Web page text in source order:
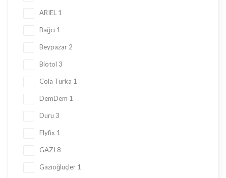
ARIEL 1
Bağcı 1
Beypazar 2
Biotol 3
Cola Turka 1
DemDem 1
Duru 3
Flyfix 1
GAZI 8
Gazıoğluçler 1